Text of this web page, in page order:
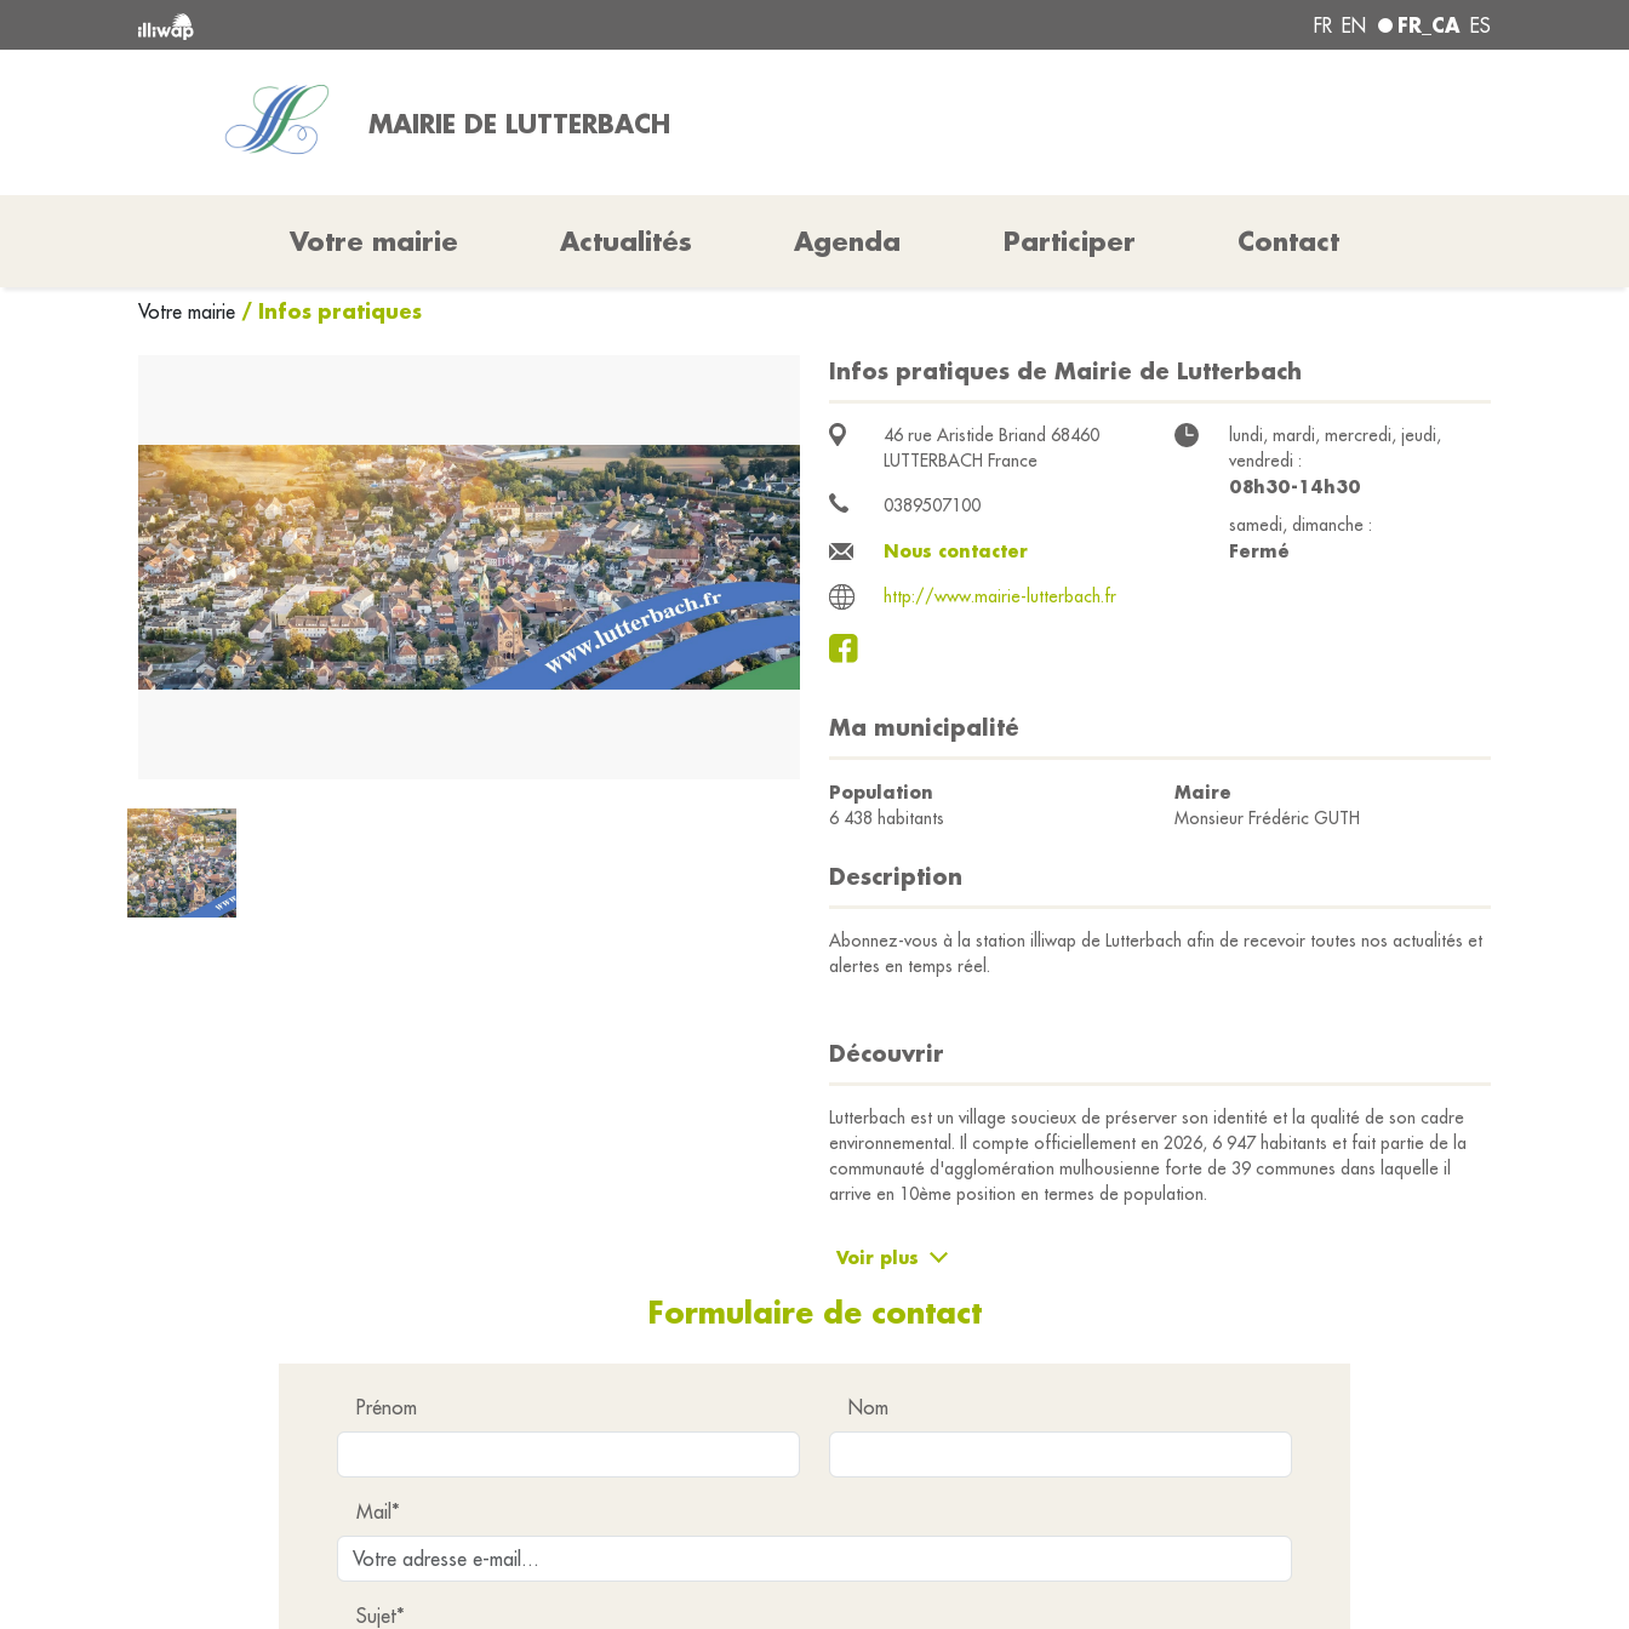
FR EN FR_CA ES
MAIRIE DE LUTTERBACH
Votre mairie Actualités Agenda Participer Contact
Votre mairie / Infos pratiques
Infos pratiques de Mairie de Lutterbach
46 rue Aristide Briand 68460
LUTTERBACH France
0389507100
Nous contacter
http://www.mairie-lutterbach.fr
lundi, mardi, mercredi, jeudi,
vendredi :
08h30-14h30
samedi, dimanche :
Fermé
Ma municipalité
Population
6 438 habitants
Maire
Monsieur Frédéric GUTH
Description
Abonnez-vous à la station illiwap de Lutterbach afin de recevoir toutes nos actualités et
alertes en temps réel.
Découvrir
Lutterbach est un village soucieux de préserver son identité et la qualité de son cadre
environnemental. Il compte officiellement en 2026, 6 947 habitants et fait partie de la
communauté d'agglomération mulhousienne forte de 39 communes dans laquelle il
arrive en 10ème position en termes de population.
Ses atouts sont variés et nombreux :
des infrastructures scolaires (un groupe scolaire, une école maternelle publique, une
école associative et un collège),
conditions à Mulhouse et dans la vallée de Thann,
la Cité de l'Habitat,
une grande richesse. Tournée vers l’avenir, la ville est soucieuse des préoccupations de
Voir plus
Formulaire de contact
Prénom Nom
Mail*
Sujet*